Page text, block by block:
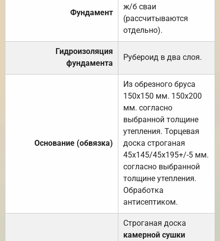
Фундамент
ж/б сваи
(рассчитываются
отдельно).
Гидроизоляция
фундамента
Рубероид в два слоя.
Основание (обвязка)
Из обрезного бруса
150х150 мм. 150х200
мм. согласно
выбранной толщине
утепления. Торцевая
доска строганая
45х145/45х195+/-5 мм.
согласно выбранной
толщине утепления.
Обработка
антисептиком.
Строганая доска
камерной сушки